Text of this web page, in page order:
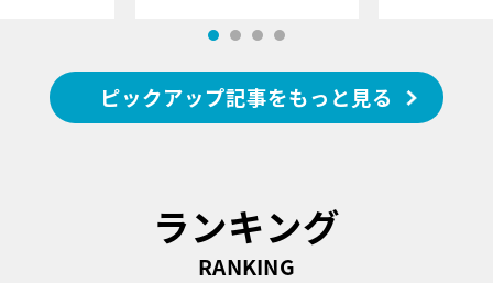
ピックアップ記事をもっと見る
ランキング
RANKING